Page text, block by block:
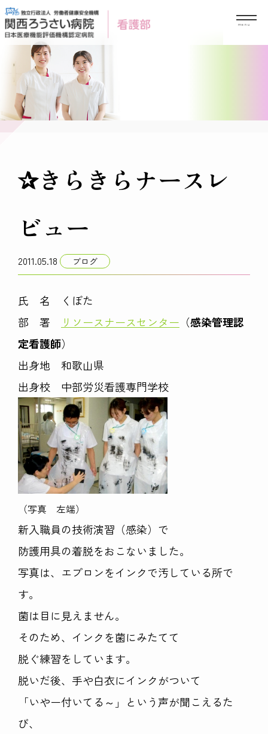
Skip
to
content
✰きらきらナースレ
ビュー
2011.05.18 ブログ
氏 名 くぼた
部 署
リソースナースセンター （感染管理認
定看護師）
出身地 和歌山県
出身校 中部労災看護専門学校
（写真 左端）
新入職員の技術演習（感染）で
防護用具の着脱をおこないました。
写真は、エプロンをインクで汚している所で
す。
菌は目に見えません。
そのため、インクを菌にみたてて
脱ぐ練習をしています。
脱いだ後、手や白衣にインクがついて
「いやー付いてる～」という声が聞こえるた
び、